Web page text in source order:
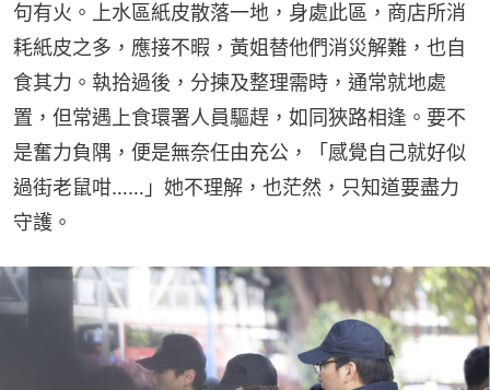
句有火。上水區紙皮散落一地，身處此區，商店所消
耗紙皮之多，應接不暇，黃姐替他們消災解難，也自
食其力。執拾過後，分揀及整理需時，通常就地處
置，但常遇上食環署人員驅趕，如同狹路相逢。要不
是奮力負隅，便是無奈任由充公，「感覺自己就好似
過街老鼠咁……」她不理解，也茫然，只知道要盡力
守護。